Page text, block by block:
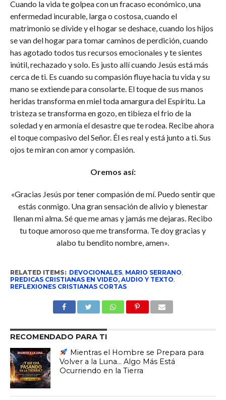
Cuando la vida te golpea con un fracaso económico, una
enfermedad incurable, larga o costosa, cuando el
matrimonio se divide y el hogar se deshace, cuando los hijos
se van del hogar para tomar caminos de perdición, cuando
has agotado todos tus recursos emocionales y te sientes
inútil, rechazado y solo. Es justo allí cuando Jesús está más
cerca de ti. Es cuando su compasión fluye hacia tu vida y su
mano se extiende para consolarte. El toque de sus manos
heridas transforma en miel toda amargura del Espíritu. La
tristeza se transforma en gozo, en tibieza el frio de la
soledad y en armonía el desastre que te rodea. Recibe ahora
el toque compasivo del Señor. Él es real y está junto a ti. Sus
ojos te miran con amor y compasión.
Oremos así:
«Gracias Jesús por tener compasión de mí. Puedo sentir que
estás conmigo. Una gran sensación de alivio y bienestar
llenan mi alma. Sé que me amas y jamás me dejaras. Recibo
tu toque amoroso que me transforma. Te doy gracias y
alabo tu bendito nombre, amen».
RELATED ITEMS: DEVOCIONALES, MARIO SERRANO,
PREDICAS CRISTIANAS EN VIDEO, AUDIO Y TEXTO,
REFLEXIONES CRISTIANAS CORTAS
RECOMENDADO PARA TI
Mientras el Hombre se Prepara para
Volver a la Luna… Algo Más Está
Ocurriendo en la Tierra